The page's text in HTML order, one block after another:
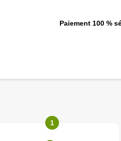
Paiement 100 %
1